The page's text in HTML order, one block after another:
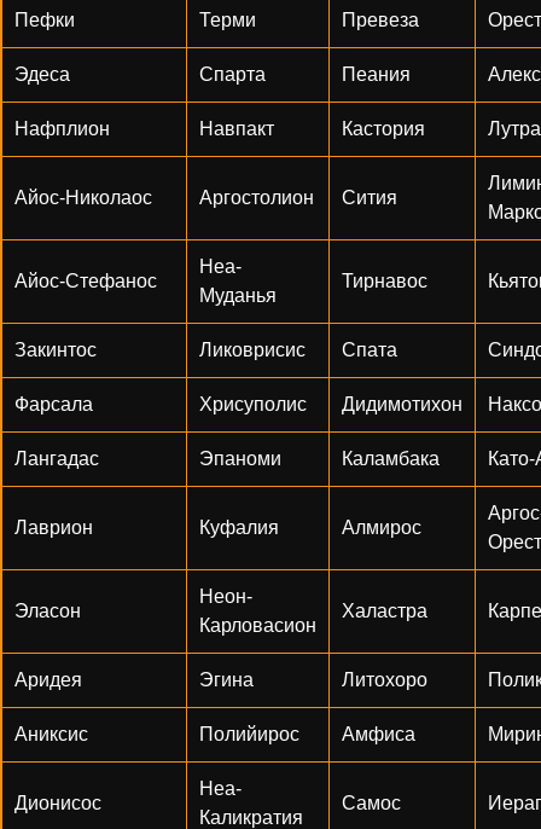
Пефки Терми Превеза
Эдеса Спарта Пеания
Нафплион Навпакт Кастория
Айос-Николаос Аргостолион Сития
Айос-Стефанос
Неа-
Муданья
Тирнавос
Закинтос Ликоврисис Спата
Фарсала Хрисуполис Дидимотихон
Лангадас Эпаноми Каламбака
Лаврион Куфалия Алмирос
Эласон
Неон-
Карловасион
Халастра
Аридея Эгина Литохоро
Аниксис Полийирос Амфиса
Дионисос
Неа-
Каликратия
Самос